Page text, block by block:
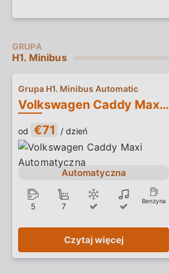
H1. Minibus
Volkswagen Caddy Maxi Automatyczna
Grupa H1. Minibus Automatic
od €71 / dzień
Automatyczna
5 7
Benzyna
Czytaj więcej